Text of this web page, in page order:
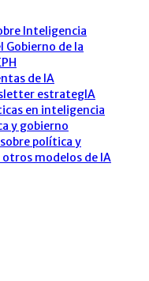
Inteligencia
de la
de IA
estrategIA
en inteligencia
y gobierno
política y
otros modelos de IA